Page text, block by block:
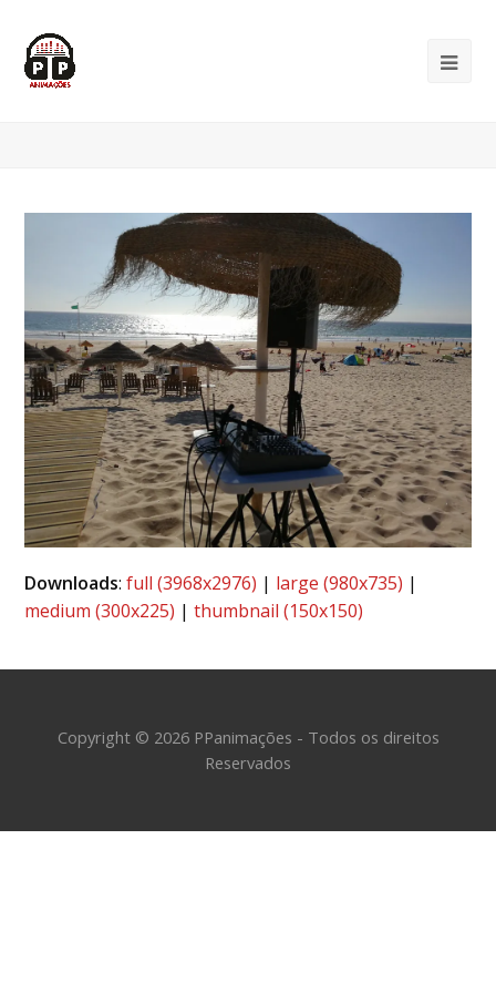
Downloads:full (3968x2976) | large (980x735) |
medium (300x225) |thumbnail (150x150)
Copyright © 2026 PPanimações - Todos os direitos
Reservados